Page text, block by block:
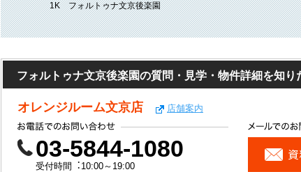
1K フォルトゥナ文京後楽園
フォルトゥナ文京後楽園の質問・見学・物件詳細を知り
オレンジルーム文京店 店舗案内
03-5844-1080
受付時間︓10:00～19:00